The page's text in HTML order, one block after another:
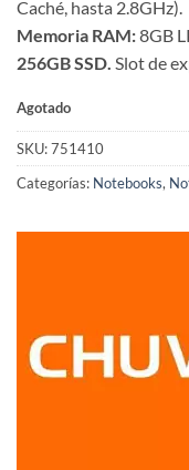
Caché, hasta 2.8GHz).
Memoria RAM:8GB
256GB SSD. Slot de
Agotado
SKU:751410
Categorías: Notebooks,